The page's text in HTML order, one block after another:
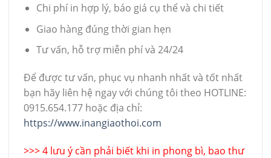
Chi phí in hợp lý, báo giá cụ thể và chi tiết
Giao hàng đúng thời gian hẹn
Tư vấn, hỗ trợ miễn phí và 24/24
Để được tư vấn, phục vụ nhanh nhất và tốt nhất
bạn hãy liên hệ ngay với chúng tôi theo HOTLINE:
0915.654.177 hoặc địa chỉ:
https://www.inangiaothoi.com
>>>4 lưu ý cần phải biết khi in phong bì, bao thư